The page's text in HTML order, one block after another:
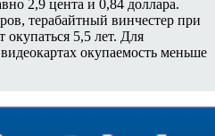
2,9 цента и 0,84 доллара.
терабайтный винчестер при
5,5 лет. Для
окупаемость меньше